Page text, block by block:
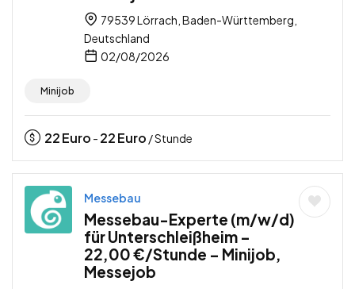
79539 Lörrach, Baden-Württemberg,
Deutschland
02/08/2026
Minijob
22Euro - 22Euro / Stunde
Messebau
Messebau-Experte (m/w/d)
für Unterschleißheim –
22,00 €/Stunde – Minijob,
Messejob